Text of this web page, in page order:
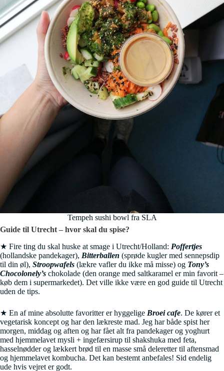
Tempeh sushi bowl fra SLA
Guide til Utrecht – hvor skal du spise?
★ Fire ting du skal huske at smage i Utrecht/Holland: Poffertjes
(hollandske pandekager), Bitterballen (sprøde kugler med sennepsdip
til din øl), Stroopwafels (lækre vafler du ikke må misse) og Tony’s
Chocolonely’s chokolade (den orange med saltkaramel er min favorit –
køb dem i supermarkedet). Det ville ikke være en god guide til Utrecht
uden de tips.
★ En af mine absolutte favoritter er hyggelige Broei cafe. De kører et
vegetarisk koncept og har den lækreste mad. Jeg har både spist her
morgen, middag og aften og har fået alt fra pandekager og yoghurt
med hjemmelavet mysli + ingefærsirup til shakshuka med feta,
hasselnødder og lækkert brød til en masse små deleretter til aftensmad
og hjemmelavet kombucha. Det kan bestemt anbefales! Sid endelig
ude hvis vejret er godt.